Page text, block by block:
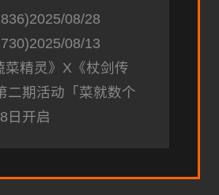
08/28
08/13
菜精灵》X《杖剑传
二期活动「菜就数个
日开启